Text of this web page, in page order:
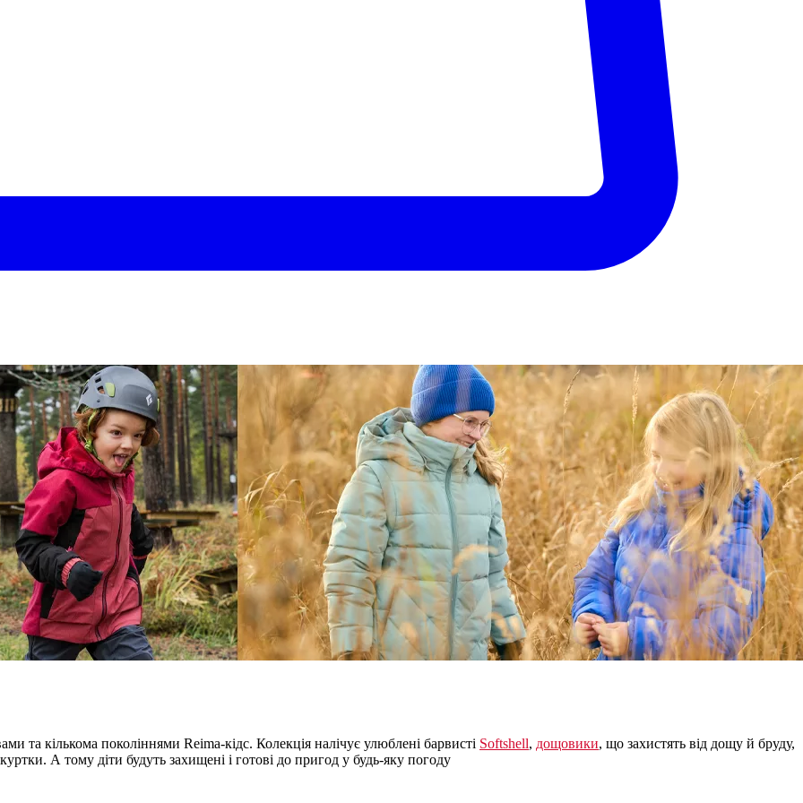
та кількома поколіннями Reima-кідс. Колекція налічує улюблені барвисті Softshell, дощовики, що захистять від дощу й бруду,
А тому діти будуть захищені і готові до пригод у будь-яку погоду